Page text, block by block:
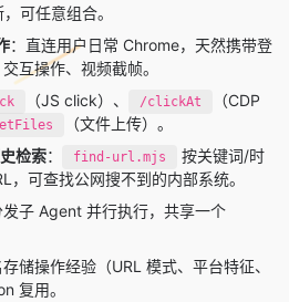
可任意组合。
：直连用户日常 Chrome，天然携带登
互操作、视频截帧。
（JS click）、 /clickAt
（CDP
（文件上传）。
检索： find-url.mjs
按关键词/时
，可查找公网搜不到的内部系统。
发子 Agent 并行执行，共享一个
储操作经验（URL 模式、平台特征、
复用。